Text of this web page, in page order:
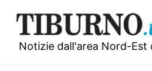
contenuto
Notizie dall'area Nord-Est